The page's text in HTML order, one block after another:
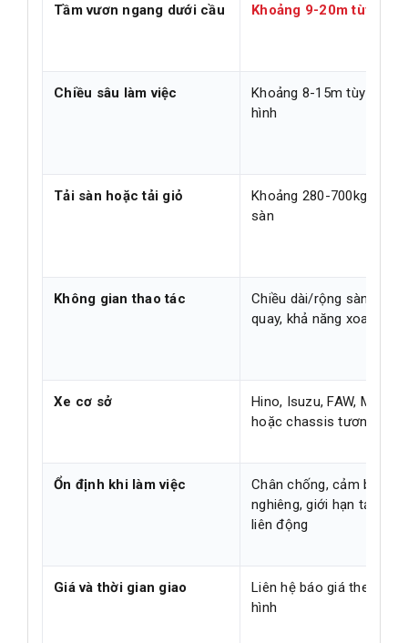
Tầm vươn ngang dưới cầu Khoảng 9-20m tùy
Chiều sâu làm việc
Khoảng 8-15m tùy cấu
hình
Tải sàn hoặc tải giỏ
Khoảng 280-700kg tùy
sàn
Không gian thao tác
Chiều dài/rộng sàn, góc
quay, khả năng xoay giỏ
Xe cơ sở
Hino, Isuzu, FAW, MAN
hoặc chassis tương
Ổn định khi làm việc
Chân chống, cảm biến
nghiêng, giới hạn tải,
liên động
Giá và thời gian giao
Liên hệ báo giá theo cấu
hình